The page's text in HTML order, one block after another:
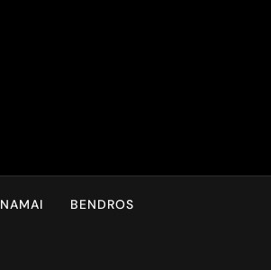
NAMAI BENDROS